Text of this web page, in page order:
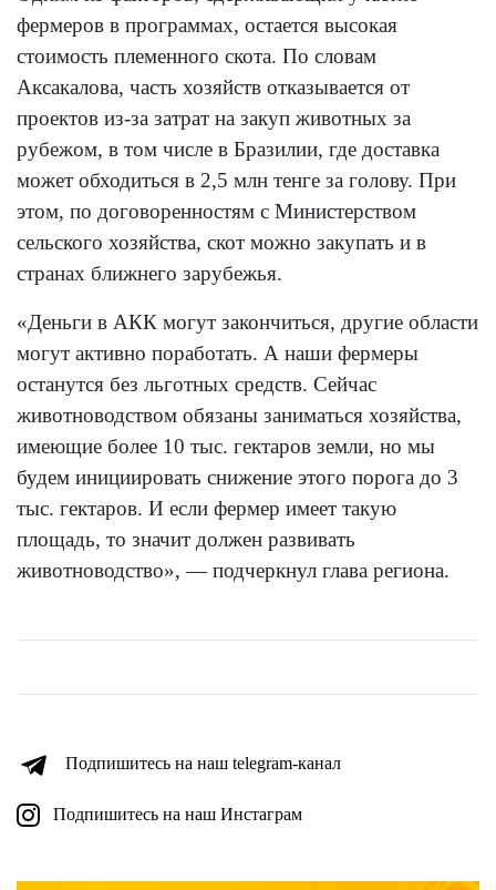
фермеров в программах, остается высокая
стоимость племенного скота. По словам
Аксакалова, часть хозяйств отказывается от
проектов из-за затрат на закуп животных за
рубежом, в том числе в Бразилии, где доставка
может обходиться в 2,5 млн тенге за голову. При
этом, по договоренностям с Министерством
сельского хозяйства, скот можно закупать и в
странах ближнего зарубежья.
«Деньги в АКК могут закончиться, другие области
могут активно поработать. А наши фермеры
останутся без льготных средств. Сейчас
животноводством обязаны заниматься хозяйства,
имеющие более 10 тыс. гектаров земли, но мы
будем инициировать снижение этого порога до 3
тыс. гектаров. И если фермер имеет такую
площадь, то значит должен развивать
животноводство», — подчеркнул глава региона.
Подпишитесь на наш telegram-канал
Подпишитесь на наш Инстаграм